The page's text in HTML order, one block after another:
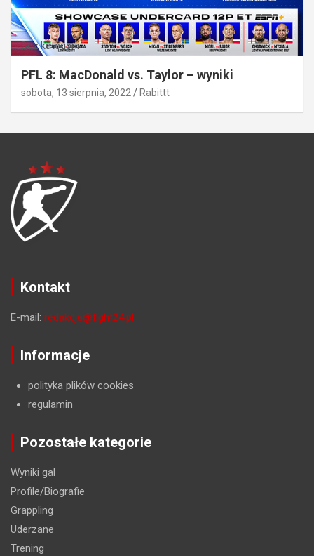
Bez kategorii
PFL 8: MacDonald vs. Taylor – wyniki
sobota, 13 sierpnia, 2022 Rabittt
Kontakt
E-mail: redakcja@fight24.pl
Informacje
polityka plików cookies
regulamin
Pozostałe kategorie
Wyniki gal
Profile/Biografie
Grappling
Uderzane
Trening